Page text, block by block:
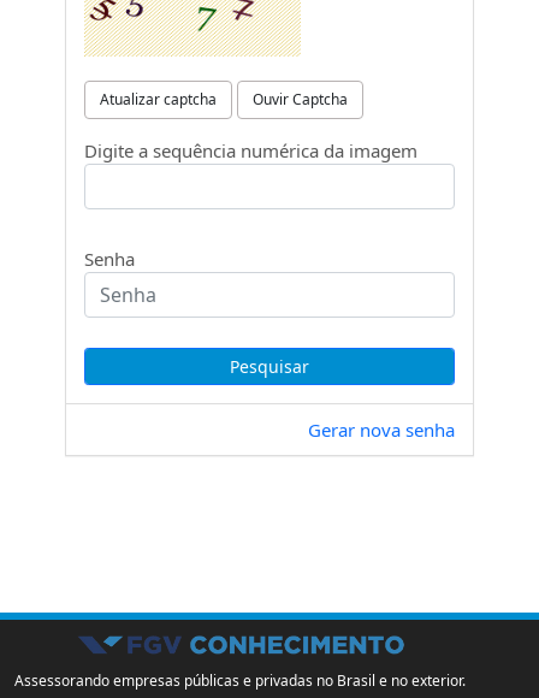
Atualizar captcha Ouvir Captcha
Digite a sequência numérica da imagem
Senha
Gerar nova senha
Assessorando empresas públicas e privadas no Brasil e no exterior.